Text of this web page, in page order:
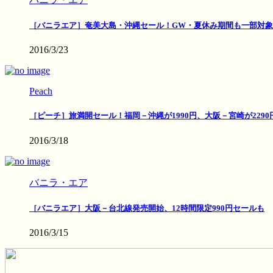
［バニラエア］奄美大島・沖縄セール！GW・夏休み期間も一部対象
2016/3/23
Peach
［ピーチ］旅満開セール！福岡－沖縄が1990円、大阪－宮崎が2290
2016/3/18
バニラ・エア
［バニラエア］大阪－台北線発売開始、12時間限定990円セールも
2016/3/15